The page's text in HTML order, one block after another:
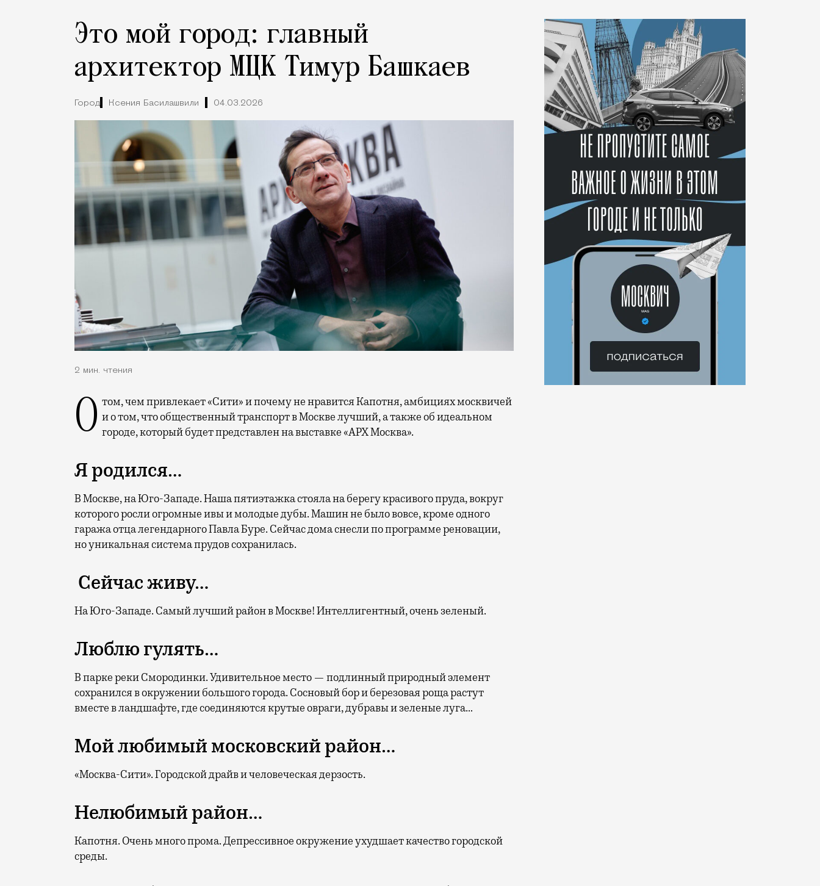
Это мой город: главный
архитектор МЦК Тимур Башкаев
Город Ксения Басилашвили 04.03.2026
2 мин. чтения
О том, чем привлекает «Сити» и почему не нравится Капотня, амбициях москвичей и о том, что общественный транспорт в Москве лучший, а также об идеальном
городе, который будет представлен на выставке «АРХ Москва».
Я родился…
В Москве, на Юго-Западе.Наша пятиэтажка стояла на берегу красивого пруда, вокруг
которого росли огромные ивы и молодые дубы. Машин не было вовсе, кроме одного
гаража отца легендарного Павла Буре. Сейчас дома снесли по программе реновации,
но уникальная система прудов сохранилась.
Сейчас живу…
На Юго-Западе. Самый лучший район в Москве! Интеллигентный, очень зеленый.
Люблю гулять…
В парке реки Смородинки. Удивительное место — подлинный природный элемент
сохранился в окружении большого города. Сосновый бор и березовая роща растут
вместе в ландшафте, где соединяются крутые овраги, дубравы и зеленые луга…
Мой любимый московский район…
«Москва-Сити». Городской драйв и человеческая дерзость.
Нелюбимый район…
Капотня. Очень много прома. Депрессивное окружение ухудшает качество городской
среды.